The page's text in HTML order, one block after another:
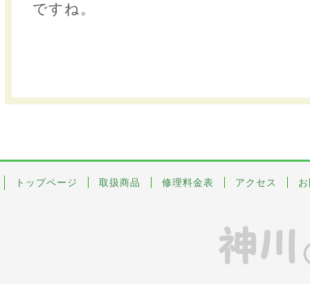
ですね。
トップページ 取扱商品 修理料金表 アクセス